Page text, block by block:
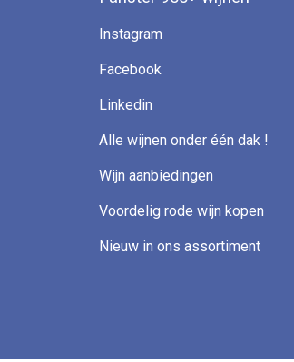
Instagram
Facebook
Linkedin
Alle wijnen onder één dak !
Wijn aanbiedingen
Voordelig rode wijn kopen
Nieuw in ons assortiment